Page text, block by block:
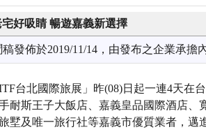
宅好吸睛 暢遊嘉義新選擇
發佈於2019/11/14，由發布之企業承擔
台北國際旅展」昨(08)日起一連4天在
耐斯王子大飯店、嘉義皇品國際酒店、
墅及唯一旅行社等嘉義市優質業者，邁